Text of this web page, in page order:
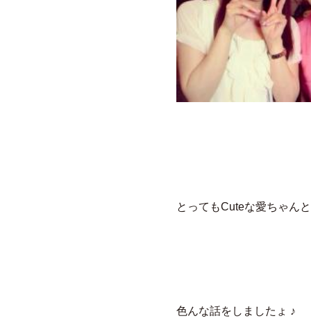
とってもCuteな愛ちゃん
色んな話をしましたょ ♪